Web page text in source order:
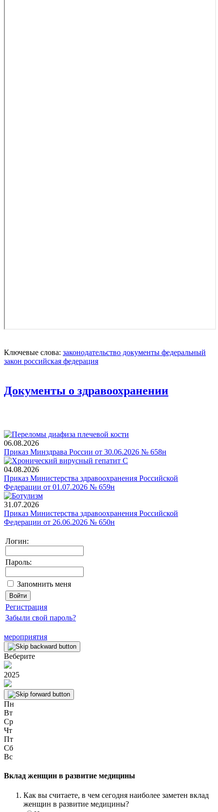
Ключевые слова: законодательство документы федеральный
закон российская федерация
Документы о здравоохранении
06.08.2026
Приказ Минздрава России от 30.06.2026 № 658н
04.08.2026
Приказ Министерства здравоохранения Российской
Федерации от 01.07.2026 № 659н
31.07.2026
Приказ Министерства здравоохранения Российской
Федерации от 26.06.2026 № 650н
Логин:
Пароль:
Запомнить меня
Регистрация
Забыли свой пароль?
мероприятия
Веберите
2025
Пн
Вт
Ср
Чт
Пт
Сб
Вс
Вклад женщин в развитие медицины
Как вы считаете, в чем сегодня наиболее заметен вклад
женщин в развитие медицины?